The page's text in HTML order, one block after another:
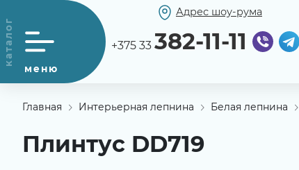
Адрес шоу-рума
+375 33 382-11-11
Главная Интерьерная лепнина Белая лепнина
Плинтус DD719